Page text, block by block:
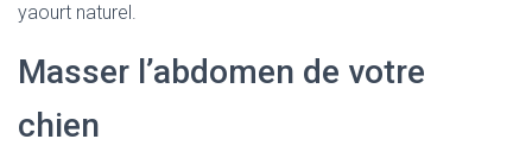
yaourt naturel.
Masser l’abdomen de votre
chien